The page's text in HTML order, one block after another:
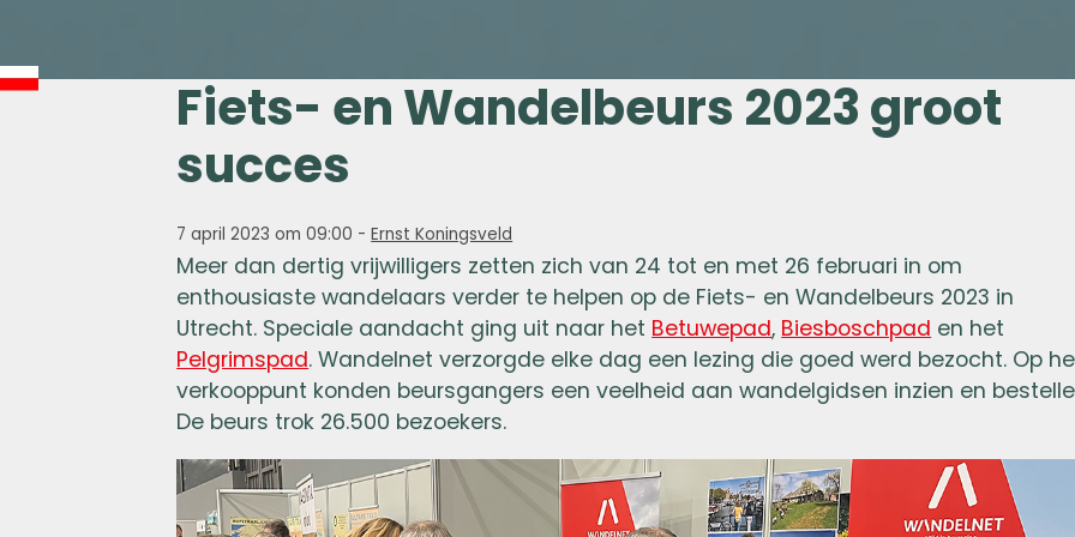
Fiets- en Wandelbeurs 2023 groot
succes
7 april 2023 om 09:00 -Ernst Koningsveld
Meer dan dertig vrijwilligers zetten zich van 24 tot en met 26 februari in om
enthousiaste wandelaars verder te helpen op de Fiets- en Wandelbeurs 2023 in
Utrecht. Speciale aandacht ging uit naar het Betuwepad, Biesboschpad en het
Pelgrimspad. Wandelnet verzorgde elke dag een lezing die goed werd bezocht. Op
verkooppunt konden beursgangers een veelheid aan wandelgidsen inzien en
De beurs trok 26.500 bezoekers.